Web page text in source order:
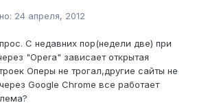
24 апреля, 2012
С недавних пор(недели две) при
"Opera" зависает открытая
Оперы не трогал,другие сайты не
Google Chrome все работает